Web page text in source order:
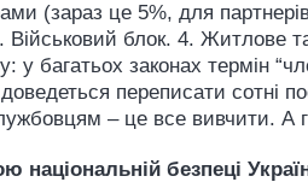
(зараз це 5%, для
блок. 4. Житлове
у багатьох законах термін
переписати сотні
– це все вивчити. А
національній безпеці